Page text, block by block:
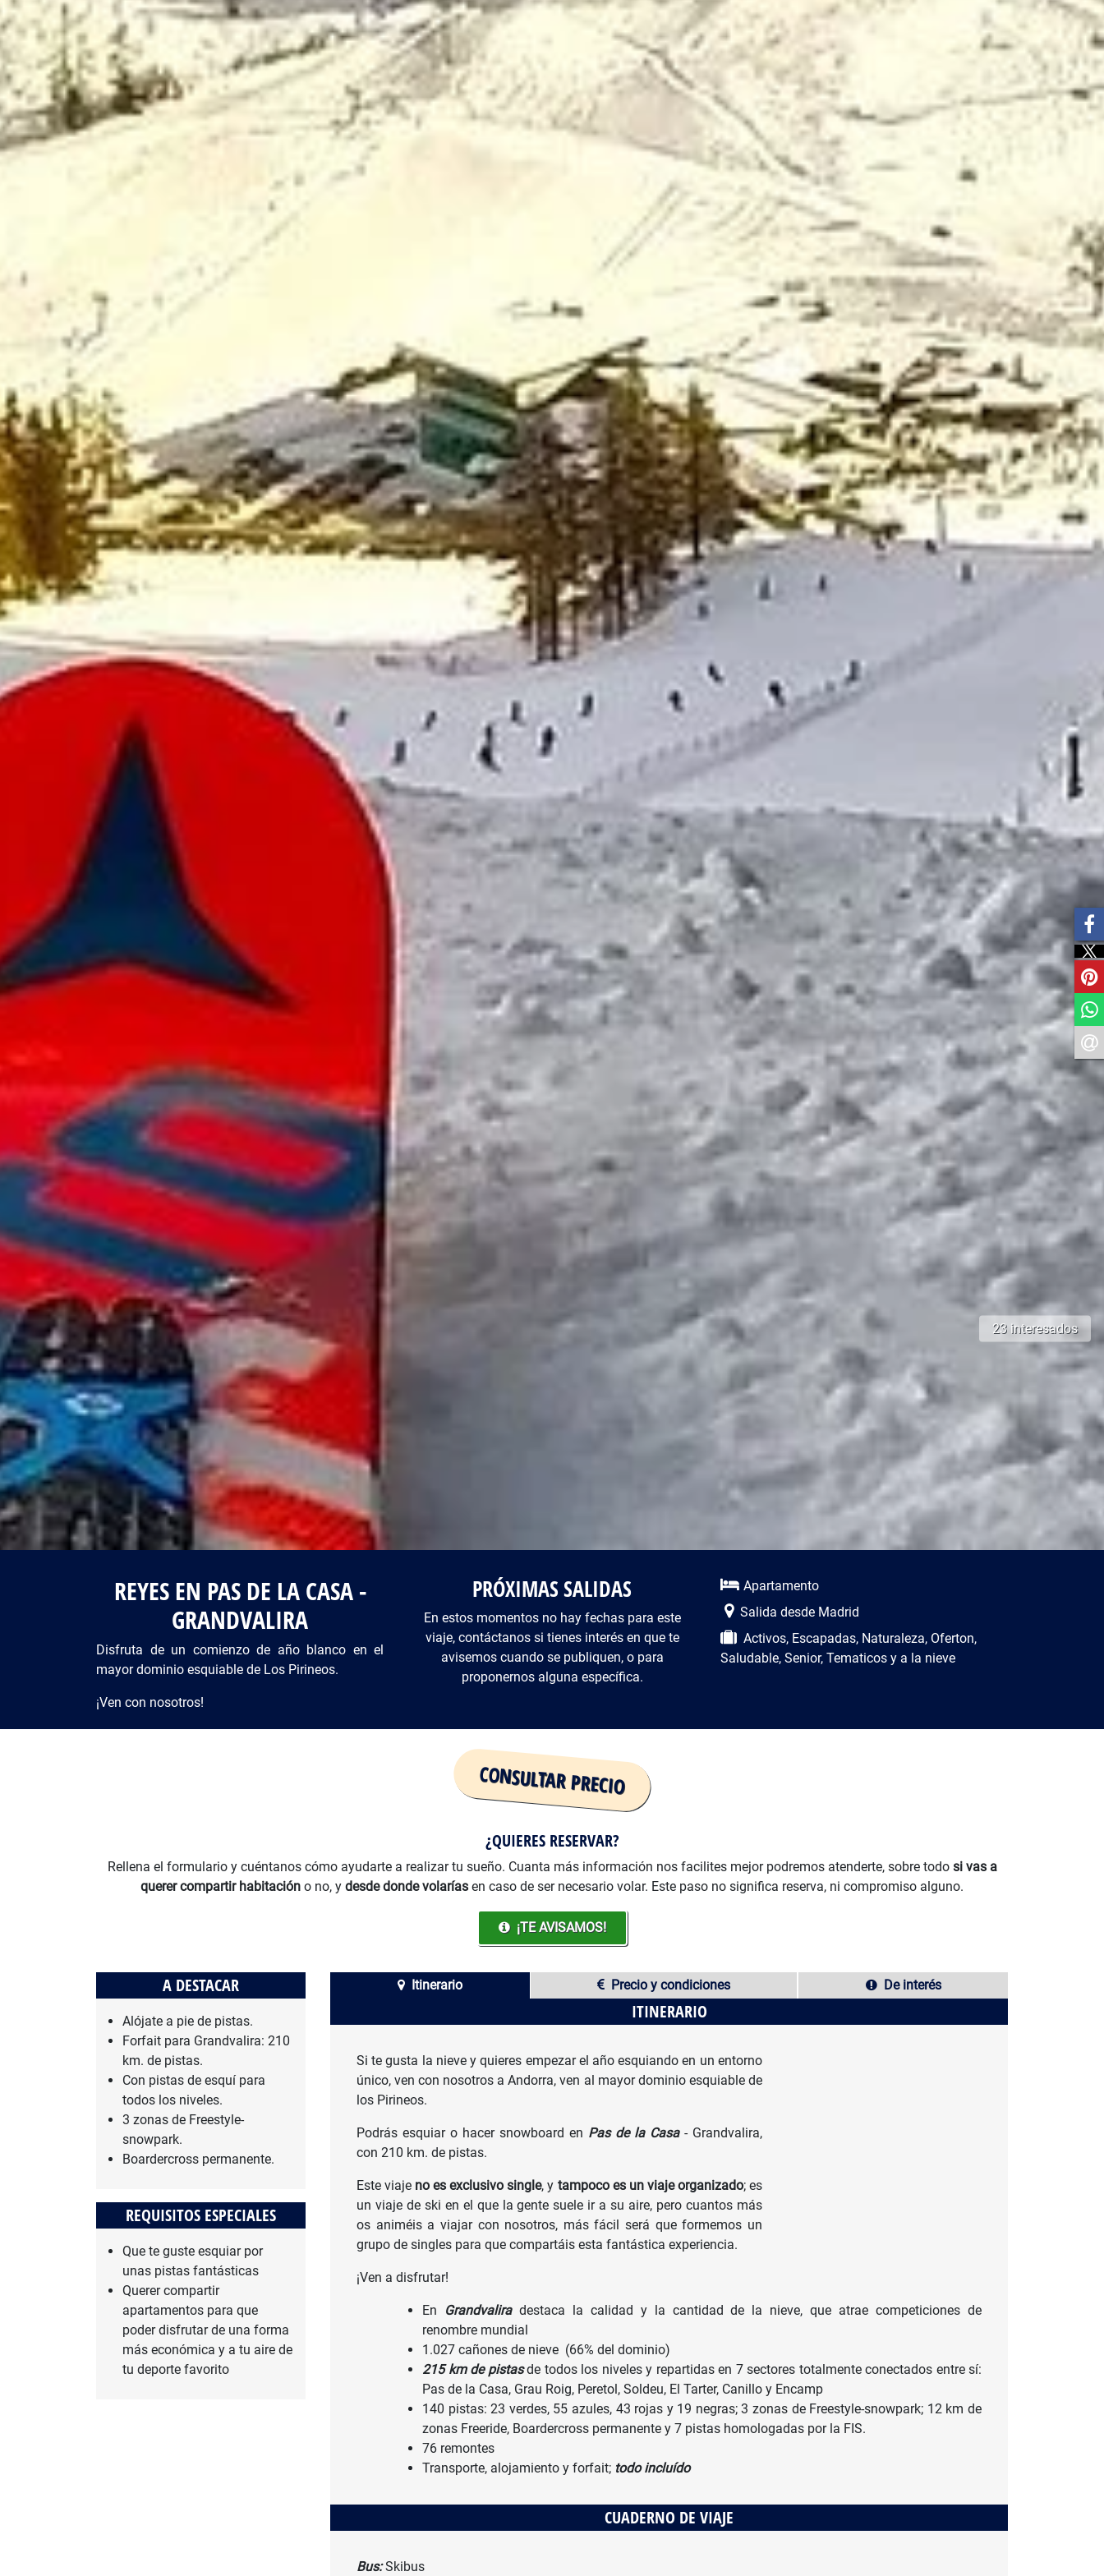
23 interesados
REYES EN PAS DE LA CASA -
GRANDVALIRA
Disfruta de un comienzo de año blanco en el
mayor dominio esquiable de Los Pirineos.
¡Ven con nosotros!
Descripción del viaje
Apartamento
Salida desde Madrid
Activos, Escapadas, Naturaleza, Oferton,
Saludable, Senior, Tematicos y a la nieve​
PRÓXIMAS SALIDAS
En estos momentos no hay fechas para este
viaje, contáctanos si tienes interés en que te
avisemos cuando se publiquen, o para
proponernos alguna específica.
CONSULTAR PRECIO
¿QUIERES RESERVAR?
Rellena el formulario y cuéntanos cómo ayudarte a realizar tu sueño. Cuanta más información nos facilites mejor podremos atenderte, sobre todo si vas a
querer compartir habitación o no, y desde donde volarías en caso de ser necesario volar. Este paso no significa reserva, ni compromiso alguno.
¡TE AVISAMOS!
Itinerario Precio y condiciones De interés
ITINERARIO
Si te gusta la nieve y quieres empezar el año esquiando en un entorno
único, ven con nosotros a Andorra, ven al mayor dominio esquiable de
los Pirineos.
Podrás esquiar o hacer snowboard en Pas de la Casa- Grandvalira,
con 210 km. de pistas.
Este viaje no es exclusivo single, y tampoco es un viaje organizado; es
un viaje de ski en el que la gente suele ir a su aire, pero cuantos más
os animéis a viajar con nosotros, más fácil será que formemos un
grupo de singles para que compartáis esta fantástica experiencia.
¡Ven a disfrutar!
En Grandvalira destaca la calidad y la cantidad de la nieve, que atrae competiciones de
renombre mundial
1.027 cañones de nieve (66% del dominio)
215 km de pistasde todos los niveles y repartidas en 7 sectores totalmente conectados entre sí:
Pas de la Casa, Grau Roig, Peretol, Soldeu, El Tarter, Canillo y Encamp
140 pistas: 23 verdes, 55 azules, 43 rojas y 19 negras; 3 zonas de Freestyle-snowpark; 12 km de
zonas Freeride, Boardercross permanente y 7 pistas homologadas por la FIS.
76 remontes
Transporte, alojamiento y forfait; todo incluído
CUADERNO DE VIAJE
Bus:Skibus
A DESTACAR
Alójate a pie de pistas.
Forfait para Grandvalira: 210
km. de pistas.
Con pistas de esquí para
todos los niveles.
3 zonas de Freestyle-
snowpark.
Boardercross permanente.
REQUISITOS ESPECIALES
Que te guste esquiar por
unas pistas fantásticas
Querer compartir
apartamentos para que
poder disfrutar de una forma
más económica y a tu aire de
tu deporte favorito